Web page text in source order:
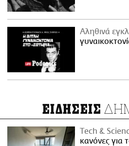
Αληθινά
ΕΙΔΗΣΕΙΣ
Τech &
κανόνες για